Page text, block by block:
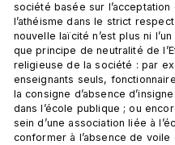
société basée sur
l’athéisme dans le strict
nouvelle laïcité n’est plus ni
que principe de neutralité de
religieuse de la société : par
enseignants seuls,
la consigne d’absence
dans l’école publique ; ou
sein d’une association liée à
conformer à l’absence de voile